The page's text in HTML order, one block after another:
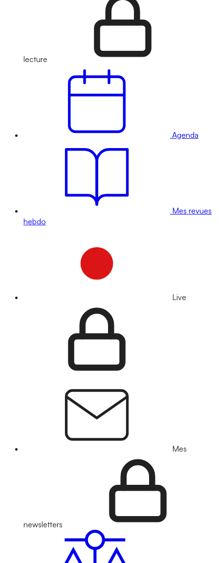
lecture
Agenda
Mes revues
hebdo
Live
Mes
newsletters